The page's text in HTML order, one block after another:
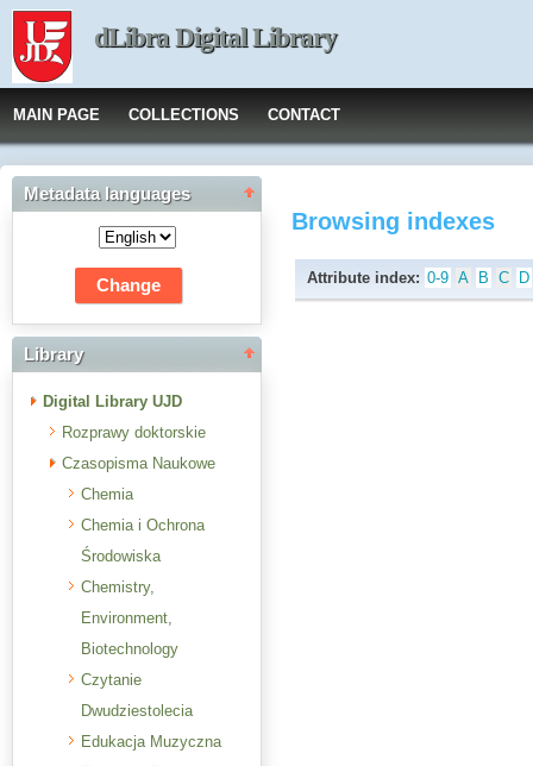
dLibra Digital Library
MAIN PAGE COLLECTIONS CONTACT
Metadata languages
Library
Digital Library UJD
Rozprawy doktorskie
Czasopisma Naukowe
Chemia
Chemia i Ochrona
Środowiska
Chemistry,
Environment,
Biotechnology
Czytanie
Dwudziestolecia
Edukacja Muzyczna
Browsing indexes
Attribute index: 0-9 A B C D